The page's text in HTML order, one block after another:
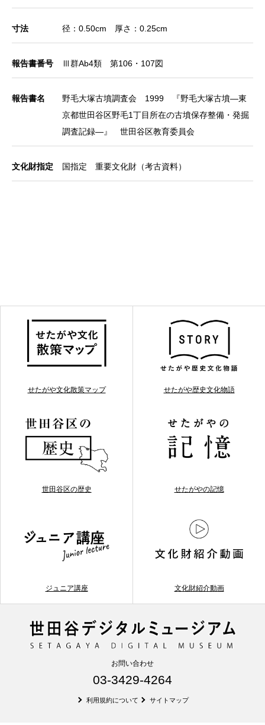
寸法 径：0.50cm 厚さ：0.25cm
報告書番号 Ⅲ群Ab4類 第106・107図
報告書名
野毛大塚古墳調査会 1999 『野毛大塚古墳―東
京都世田谷区野毛1丁目所在の古墳保存整備・発掘
調査記録―』 世田谷区教育委員会
文化財指定 国指定 重要文化財（考古資料）
せたがや文化散策マップ せたがや歴史文化物語
世田谷区の歴史 せたがやの記憶
ジュニア講座 文化財紹介動画
お問い合わせ
03-3429-4264
利用規約について サイトマップ